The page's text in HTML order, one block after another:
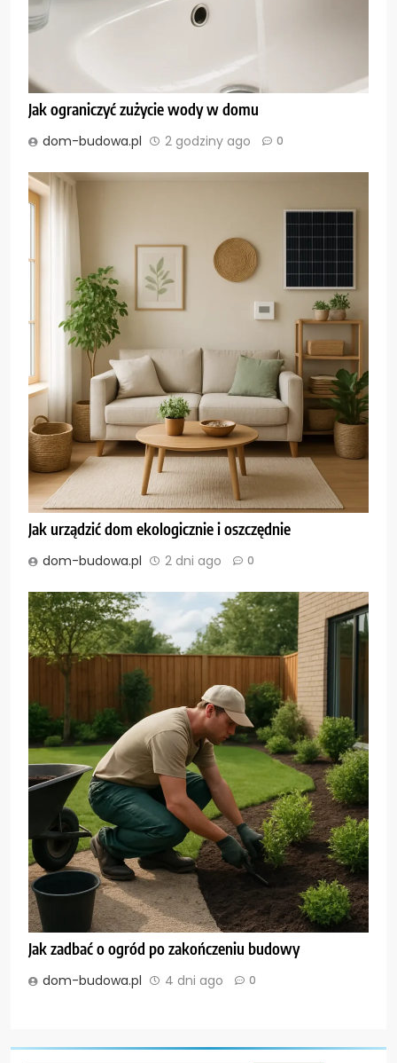
Jak ograniczyć zużycie wody w domu
dom-budowa.pl 2 godziny ago 0
Jak urządzić dom ekologicznie i oszczędnie
dom-budowa.pl 2 dni ago 0
Jak zadbać o ogród po zakończeniu budowy
dom-budowa.pl 4 dni ago 0